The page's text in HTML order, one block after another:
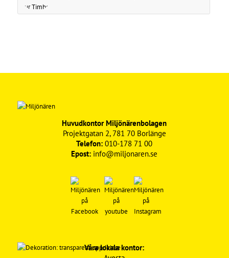
Huvudkontor Miljönärenbolagen
Projektgatan 2, 781 70 Borlänge
Telefon: 010-178 71 00
Epost: info@miljonaren.se
Våra lokala kontor: